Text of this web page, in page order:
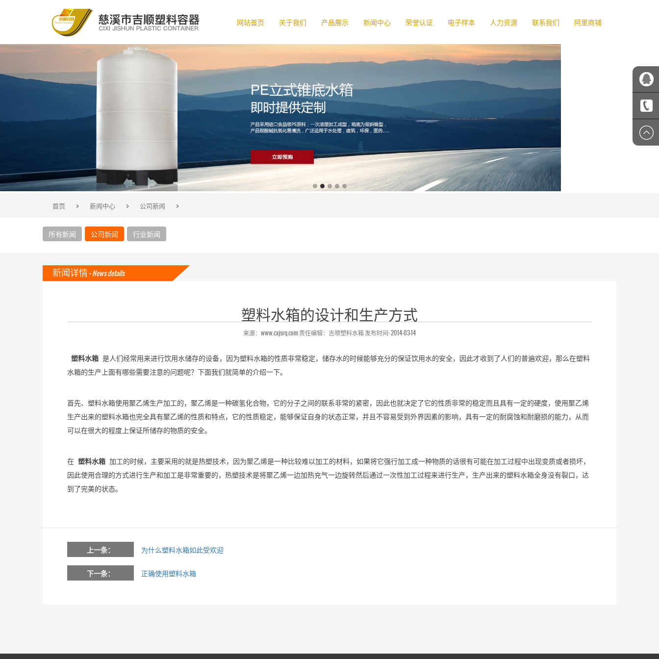
网站首页 关于我们 产品展示 新闻中心 荣誉认证 电子样本 人力资源 联系我们 阿里商铺
首页 > 新闻中心 > 公司新闻 >
所有新闻 公司新闻 行业新闻
新闻详情 -News details
塑料水箱的设计和生产方式
来源：www.cxjsrq.com 责任编辑：吉顺塑料水箱 发布时间: 2014-03-14
塑料水箱 是人们经常用来进行饮用水储存的设备，因为塑料水箱的性质非常稳定，储存水的时候能够充分的保证饮用水的安全，因此才收到了人们的普遍欢迎，那么在塑料
水箱的生产上面有哪些需要注意的问题呢？下面我们就简单的介绍一下。
首先、塑料水箱使用聚乙烯生产加工的，聚乙烯是一种碳氢化合物，它的分子之间的联系非常的紧密，因此也就决定了它的性质非常的稳定而且具有一定的硬度，使用聚乙烯
生产出来的塑料水箱也完全具有聚乙烯的性质和特点，它的性质稳定，能够保证自身的状态正常，并且不容易受到外界因素的影响，具有一定的耐腐蚀和耐磨损的能力，从而
可以在很大的程度上保证所储存的物质的安全。
在 塑料水箱 加工的时候，主要采用的就是热塑技术，因为聚乙烯是一种比较难以加工的材料，如果将它强行加工成一种物质的话很有可能在加工过程中出现变质或者损坏，
因此使用合理的方式进行生产和加工是非常重要的，热塑技术是将聚乙烯一边加热充气一边旋转然后通过一次性加工过程来进行生产，生产出来的塑料水箱全身没有裂口，达
到了完美的状态。
上一条： 为什么塑料水箱如此受欢迎
下一条： 正确使用塑料水箱
吉顺客